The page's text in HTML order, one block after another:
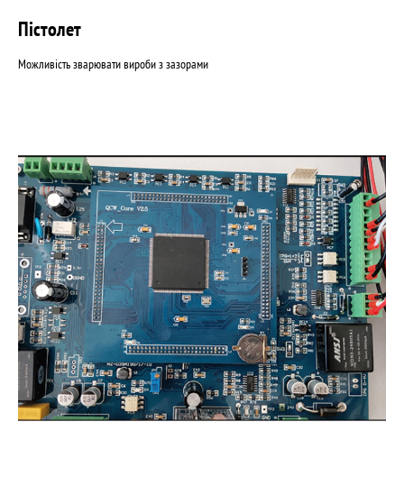
Пістолет
Можливість зварювати вироби з зазорами